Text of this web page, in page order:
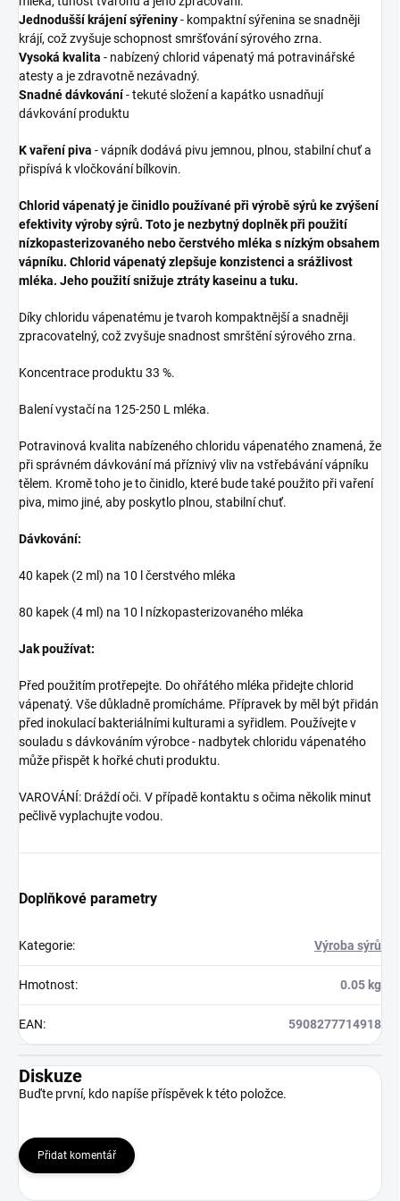
Jednodušší krájení sýřeniny- kompaktní sýřenina se snadněji
krájí, což zvyšuje schopnost smršťování sýrového zrna.
Vysoká kvalita - nabízený chlorid vápenatý má potravinářské
atesty a je zdravotně nezávadný.
Snadné dávkování- tekuté složení a kapátko usnadňují
dávkování produktu
K vaření piva - vápník dodává pivu jemnou, plnou, stabilní chuť a
přispívá k vločkování bílkovin.
Chlorid vápenatý je činidlo používané při výrobě sýrů ke zvýšení
efektivity výroby sýrů. Toto je nezbytný doplněk při použití
nízkopasterizovaného nebo čerstvého mléka s nízkým obsahem
vápníku. Chlorid vápenatý zlepšuje konzistenci a srážlivost
mléka. Jeho použití snižuje ztráty kaseinu a tuku.
Díky chloridu vápenatému je tvaroh kompaktnější a snadněji
zpracovatelný, což zvyšuje snadnost smrštění sýrového zrna.
Koncentrace produktu 33 %.
Balení vystačí na 125-250 L mléka.
Potravinová kvalita nabízeného chloridu vápenatého znamená, že
při správném dávkování má příznivý vliv na vstřebávání vápníku
tělem. Kromě toho je to činidlo, které bude také použito při vaření
piva, mimo jiné, aby poskytlo plnou, stabilní chuť.
Dávkování:
40 kapek (2 ml) na 10 l čerstvého mléka
80 kapek (4 ml) na 10 l nízkopasterizovaného mléka
Jak používat:
Před použitím protřepejte. Do ohřátého mléka přidejte chlorid
vápenatý. Vše důkladně promícháme. Přípravek by měl být přidán
před inokulací bakteriálními kulturami a syřidlem. Používejte v
souladu s dávkováním výrobce - nadbytek chloridu vápenatého
může přispět k hořké chuti produktu.
VAROVÁNÍ: Dráždí oči. V případě kontaktu s očima několik minut
pečlivě vyplachujte vodou.
Doplňkové parametry
Kategorie: Výroba sýrů
Hmotnost: 0.05 kg
EAN: 5908277714918
Diskuze
Buďte první, kdo napíše příspěvek k této položce.
Přidat komentář